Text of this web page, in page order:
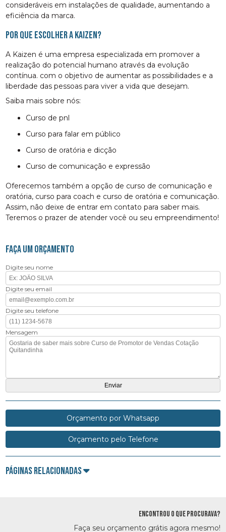
consideráveis em instalações de qualidade, aumentando a
eficiência da marca.
Por que escolher a Kaizen?
A Kaizen é uma empresa especializada em promover a
realização do potencial humano através da evolução
contínua. com o objetivo de aumentar as possibilidades e a
liberdade das pessoas para viver a vida que desejam.
Saiba mais sobre nós:
curso de pnl
curso para falar em público
curso de oratória e dicção
curso de comunicação e expressão
Oferecemos também a opção de curso de comunicação e
oratória, curso para coach e curso de oratória e comunicação.
Assim, não deixe de entrar em contato para saber mais.
Teremos o prazer de atender você ou seu empreendimento!
FAÇA UM ORÇAMENTO
Digite seu nome
Digite seu email
Digite seu telefone
Mensagem
Orçamento por Whatsapp
Orçamento pelo Telefone
Páginas Relacionadas
ENCONTROU O QUE PROCURAVA?
Faça seu orçamento grátis agora mesmo!